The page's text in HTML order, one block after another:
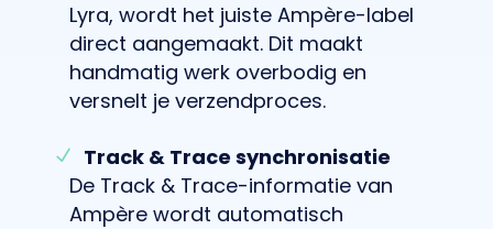
Lyra, wordt het juiste Ampère-label
direct aangemaakt. Dit maakt
handmatig werk overbodig en
versnelt je verzendproces.
Track & Trace synchronisatie
De Track & Trace-informatie van
Ampère wordt automatisch